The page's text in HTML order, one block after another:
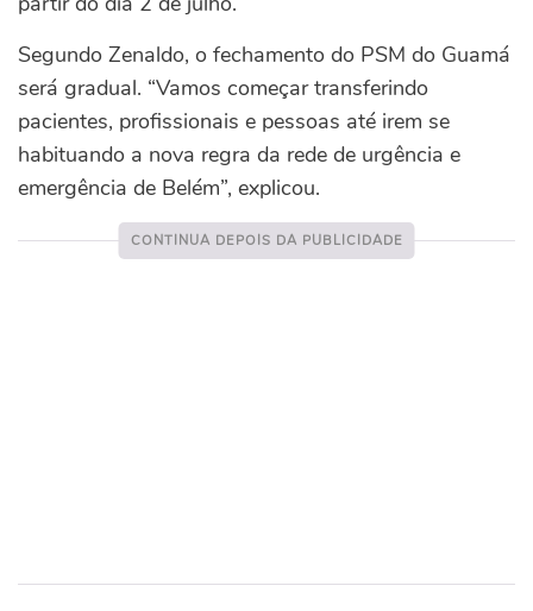
Segundo Zenaldo, o fechamento do PSM do Guamá
será gradual. “Vamos começar transferindo
pacientes, profissionais e pessoas até irem se
habituando a nova regra da rede de urgência e
emergência de Belém”, explicou.